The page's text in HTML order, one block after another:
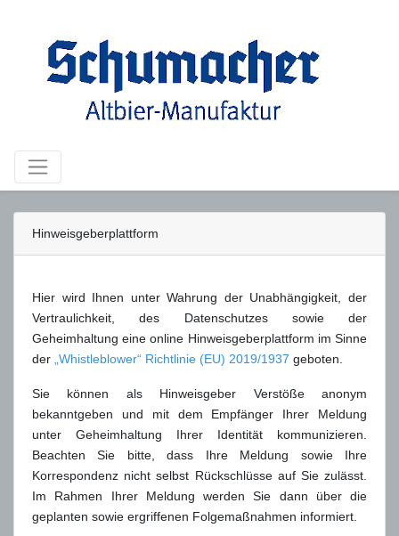
Hinweisgeberplattform
Hier wird Ihnen unter Wahrung der Unabhängigkeit, der
Vertraulichkeit, des Datenschutzes sowie der
Geheimhaltung eine online Hinweisgeberplattform im Sinne
der „Whistleblower“ Richtlinie (EU) 2019/1937 geboten.
Sie können als Hinweisgeber Verstöße anonym
bekanntgeben und mit dem Empfänger Ihrer Meldung
unter Geheimhaltung Ihrer Identität kommunizieren.
Beachten Sie bitte, dass Ihre Meldung sowie Ihre
Korrespondenz nicht selbst Rückschlüsse auf Sie zulässt.
Im Rahmen Ihrer Meldung werden Sie dann über die
geplanten sowie ergriffenen Folgemaßnahmen informiert.